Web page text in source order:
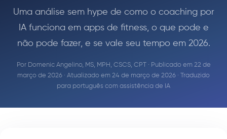
Blog
Uma análise sem hype de como o coaching por
IA funciona em apps de fitness, o que pode e
não pode fazer, e se vale seu tempo em 2026.
Por Domenic Angelino, MS, MPH, CSCS, CPT· Publicado em 22 de
março de 2026 · Atualizado em 24 de março de 2026 · Traduzido
para português com assistência de IA